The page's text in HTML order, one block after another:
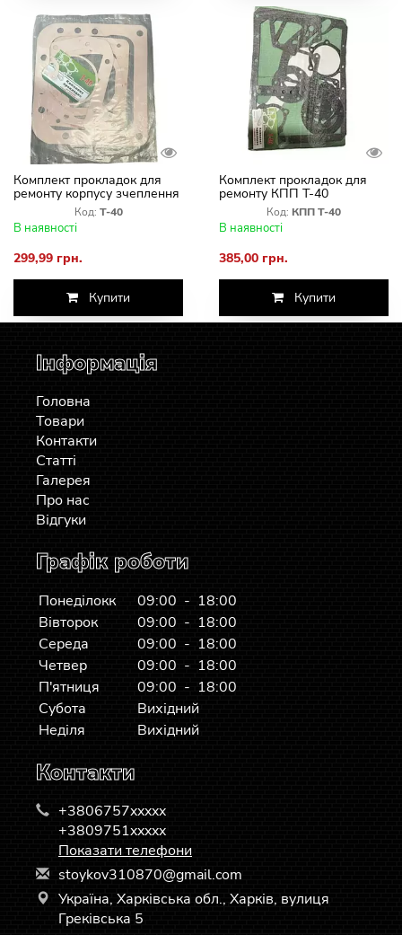
Комплект прокладок для
ремонту корпусу зчеплення
Код: Т-40
В наявності
299,99 грн.
Купити
Комплект прокладок для
ремонту КПП Т-40
Код: КПП Т-40
В наявності
385,00 грн.
Купити
Інформація
Головна
Товари
Контакти
Статті
Галерея
Про нас
Відгуки
Графік роботи
Понеділокк
09:00 - 18:00
Вівторок
09:00 - 18:00
Середа
09:00 - 18:00
Четвер
09:00 - 18:00
П'ятниця
09:00 - 18:00
Субота
Вихідний
Неділя
Вихідний
Контакти
+3806757xxxxx
+3809751xxxxx
Показати телефони
stoykov310870@gmail.com
Україна, Харківська обл., Харків, вулиця
Греківська 5